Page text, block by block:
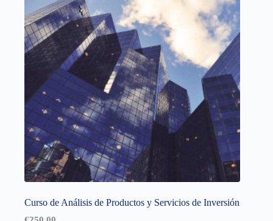
Curso de Análisis de Productos y Servicios de Inversión